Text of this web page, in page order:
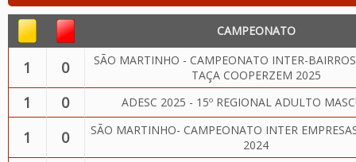
CAMPEONATO
1 0
SÃO MARTINHO - CAMPEONATO INTER-
TAÇA COOPERZEM 2025
1 0 ADESC 2025 - 15º REGIONAL ADULTO
1 0
SÃO MARTINHO- CAMPEONATO INTER
2024